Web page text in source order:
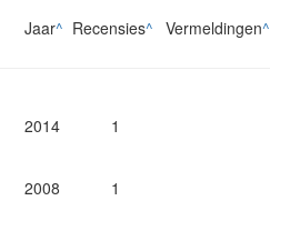
Jaar^ Recensies^ Vermeldingen^
2014 1
2008 1